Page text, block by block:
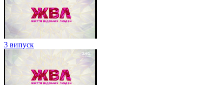
3 випуск